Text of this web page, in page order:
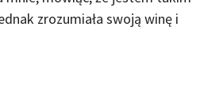
zrozumiała swoją winę i